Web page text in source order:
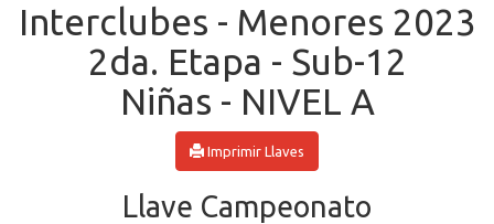
Interclubes - Menores 2023
2da. Etapa - Sub-12
Niñas - NIVEL A
Imprimir Llaves
Llave Campeonato